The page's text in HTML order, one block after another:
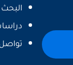
البحث